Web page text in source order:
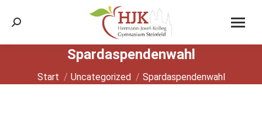
Search:
Spar­d­as­pen­den­wahl
Sie befinden sich hier:
Start Uncategorized Spar­d­as­pen­den­wahl